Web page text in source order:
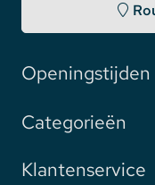
Openingstijden
Categorieën
Klantenservice